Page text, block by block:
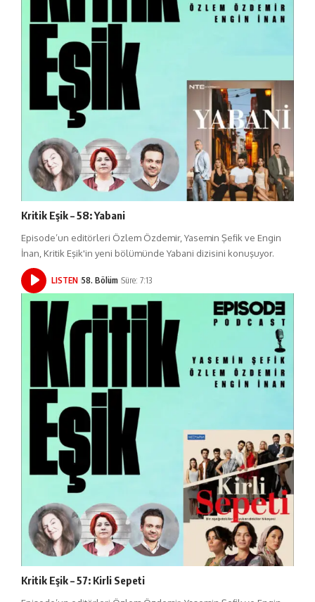
Kritik Eşik – 58: Yabani
Episode’un editörleri Özlem Özdemir, Yasemin Şefik ve Engin
İnan, Kritik Eşik'in yeni bölümünde Yabani dizisini konuşuyor.
LISTEN 58. Bölüm Süre: 7:13
Kritik Eşik – 57: Kirli Sepeti